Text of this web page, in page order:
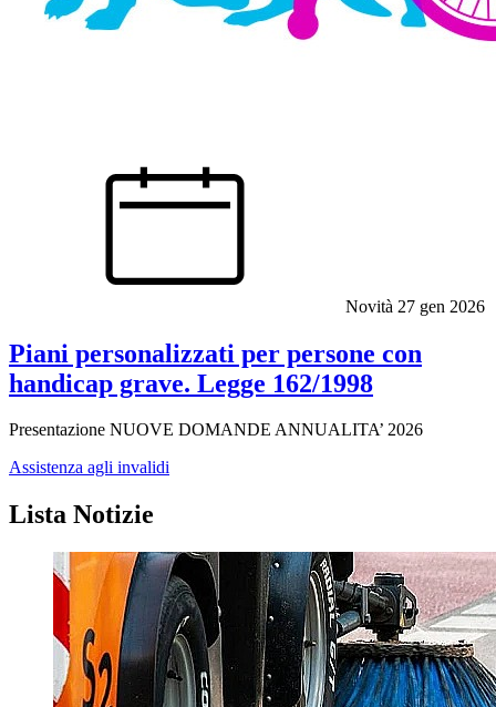
Novità 27 gen 2026
Piani personalizzati per persone con
handicap grave. Legge 162/1998
Presentazione NUOVE DOMANDE ANNUALITA’ 2026
Assistenza agli invalidi
Lista Notizie